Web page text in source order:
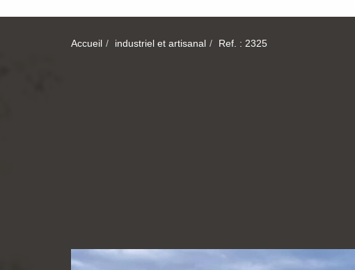
Accueil industriel et artisanal Ref. : 2325